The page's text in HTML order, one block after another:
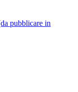
pubblicare in